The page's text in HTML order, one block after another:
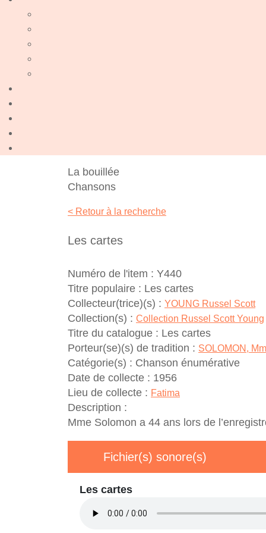
La bouillée
Chansons
< Retour à la recherche
Les cartes
Numéro de l'item : Y440
Titre populaire : Les cartes
Collecteur(trice)(s) : YOUNG Russel Scott
Collection(s) : Collection Russel Scott Young
Titre du catalogue : Les cartes
Porteur(se)(s) de tradition : SOLOMON,
Catégorie(s) : Chanson énumérative
Date de collecte : 1956
Lieu de collecte : Fatima
Description :
Mme Solomon a 44 ans lors de
Fichier(s) sonore(s)
Les cartes